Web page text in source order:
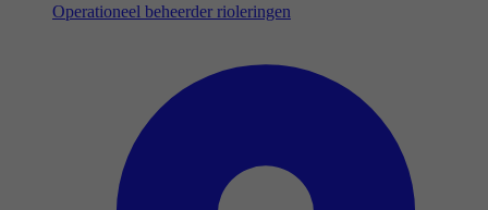
Operationeel beheerder rioleringen